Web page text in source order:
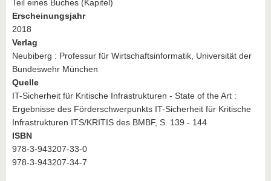
Teil eines Buches (Kapitel)
Erscheinungsjahr
2018
Verlag
Neubiberg : Professur für Wirtschaftsinformatik, Universität der
Bundeswehr München
Quelle
IT-Sicherheit für Kritische Infrastrukturen - State of the Art :
Ergebnisse des Förderschwerpunkts IT-Sicherheit für Kritische
Infrastrukturen ITS/KRITIS des BMBF, S. 139 - 144
ISBN
978-3-943207-33-0
978-3-943207-34-7